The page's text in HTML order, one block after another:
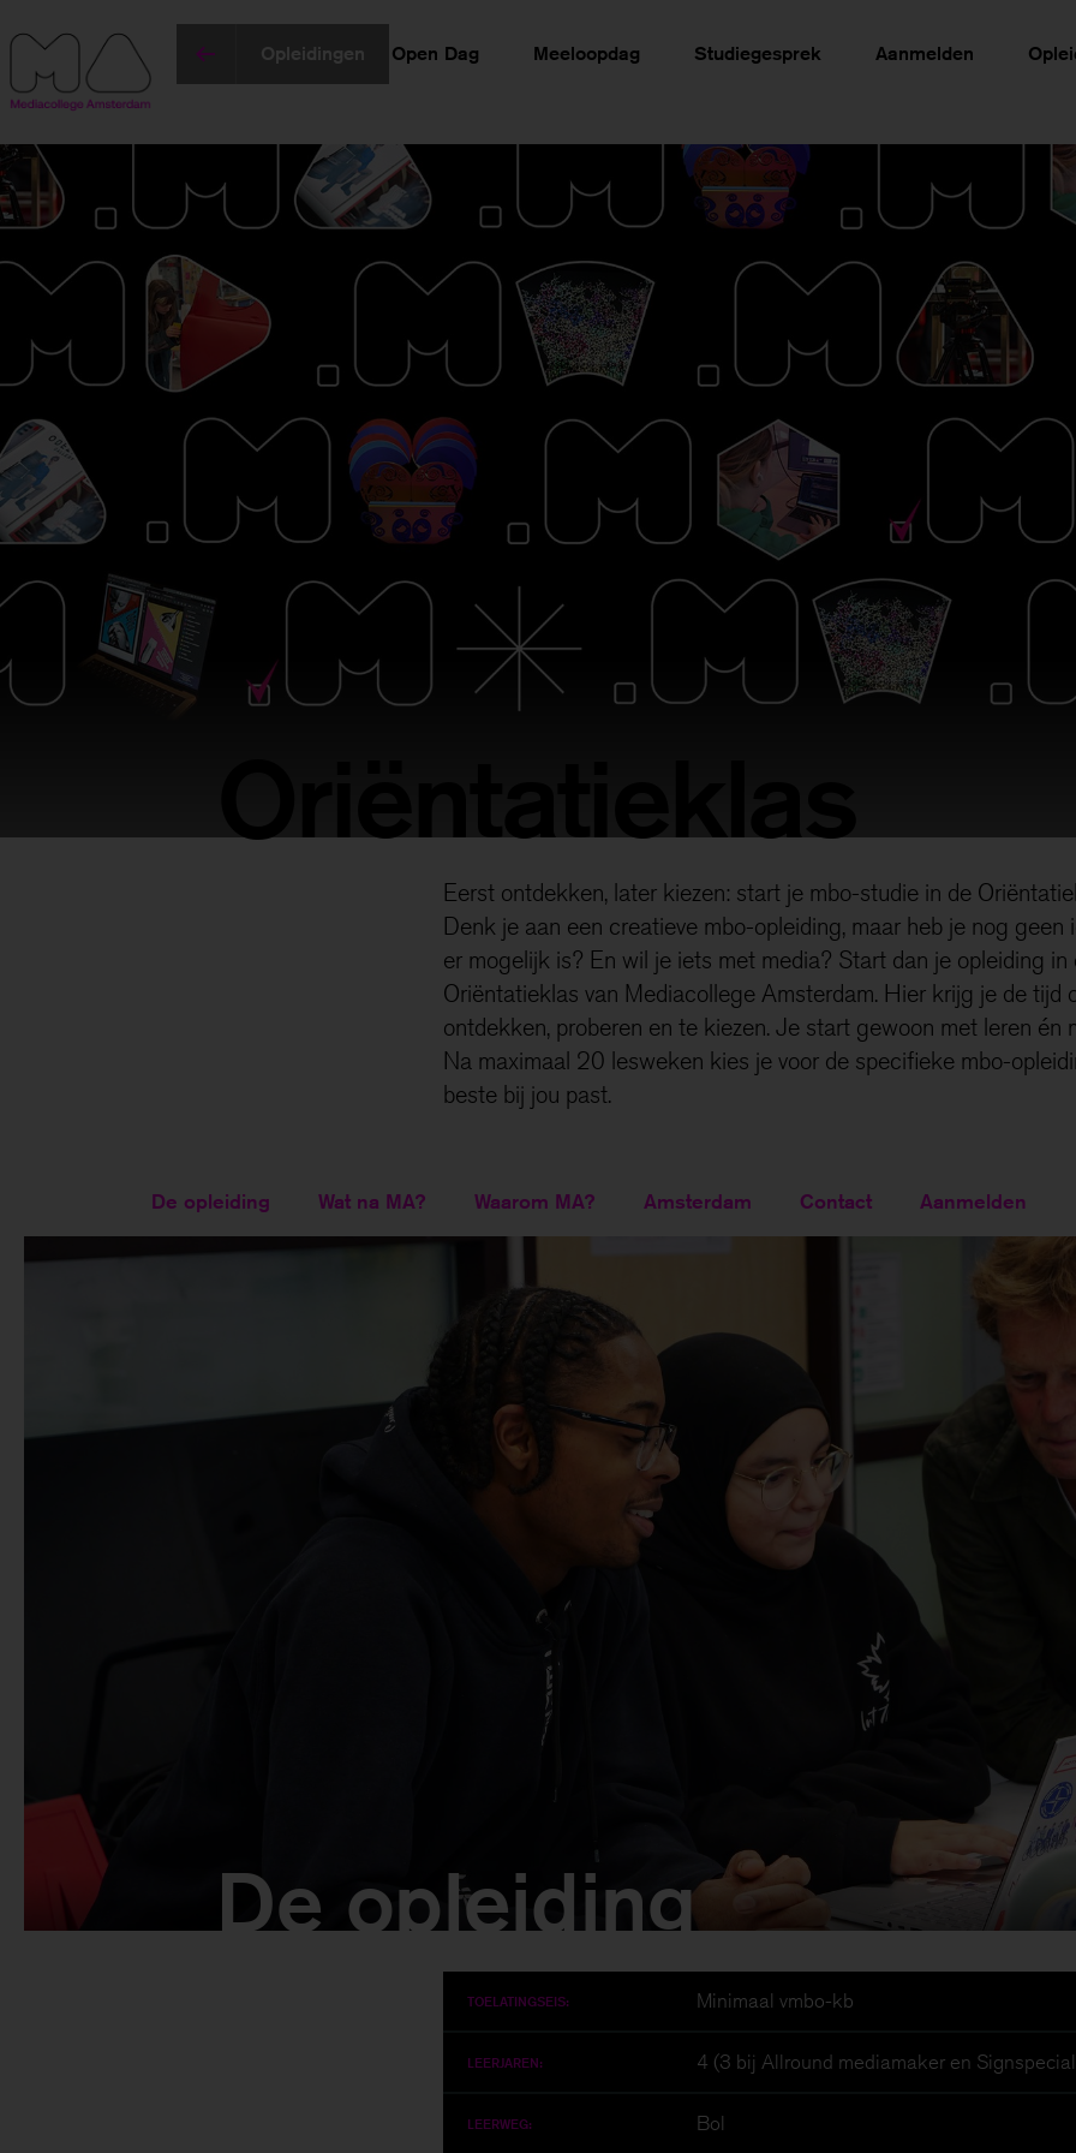
Opleidingen Open Dag Meeloopdag Studiegesprek Aanmelden
Eerst ontdekken, later kiezen: start je mbo-studie in de
Denk je aan een creatieve mbo-opleiding, maar heb je nog geen
er mogelijk is? En wil je iets met media? Start dan je opleiding in
Oriëntatieklas van Mediacollege Amsterdam. Hier krijg je de tijd
ontdekken, proberen en te kiezen. Je start gewoon met leren én
Na maximaal 20 lesweken kies je voor de specifieke mbo-
beste bij jou past.
De opleiding Wat na MA? Waarom MA? Amsterdam Contact Aanmelden
De opleiding
TOELATINGSEIS: Minimaal vmbo-kb
LEERJAREN: 4 (3 bij Allround mediamaker en
LEERWEG: Bol